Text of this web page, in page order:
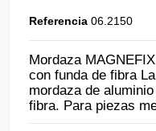
Referencia 06.2150
Mordaza
con funda de fibra
mordaza de
fibra. Para piezas